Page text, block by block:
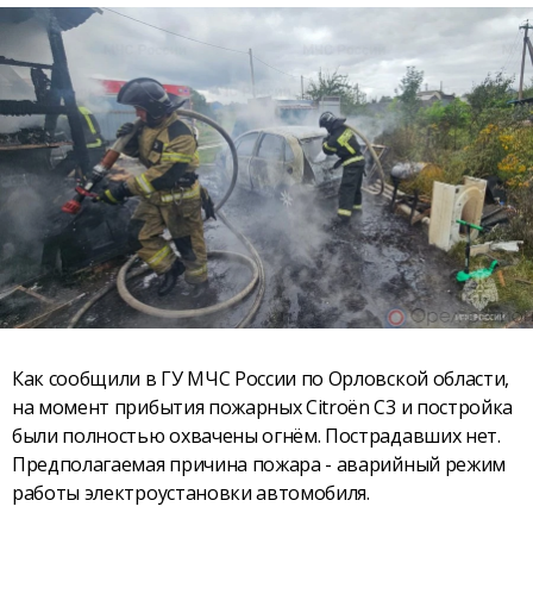
Как сообщили в ГУ МЧС России по Орловской области,
на момент прибытия пожарных Citroën С3 и постройка
были полностью охвачены огнём. Пострадавших нет.
Предполагаемая причина пожара - аварийный режим
работы электроустановки автомобиля.